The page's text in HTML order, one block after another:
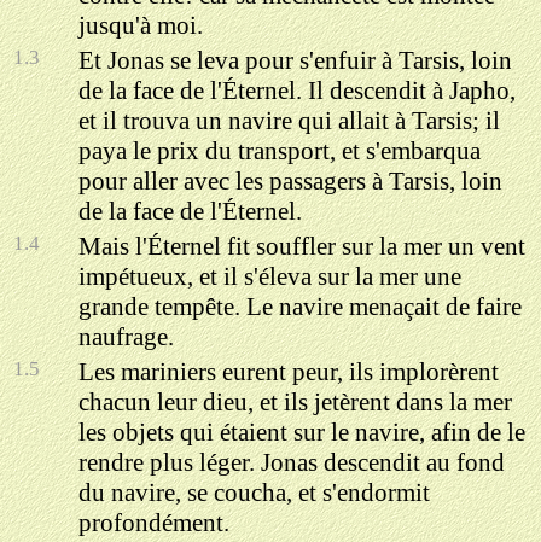
jusqu'à moi.
1.3
Et Jonas se leva pour s'enfuir à Tarsis, loin
de la face de l'Éternel. Il descendit à Japho,
et il trouva un navire qui allait à Tarsis; il
paya le prix du transport, et s'embarqua
pour aller avec les passagers à Tarsis, loin
de la face de l'Éternel.
1.4
Mais l'Éternel fit souffler sur la mer un vent
impétueux, et il s'éleva sur la mer une
grande tempête. Le navire menaçait de faire
naufrage.
1.5
Les mariniers eurent peur, ils implorèrent
chacun leur dieu, et ils jetèrent dans la mer
les objets qui étaient sur le navire, afin de le
rendre plus léger. Jonas descendit au fond
du navire, se coucha, et s'endormit
profondément.